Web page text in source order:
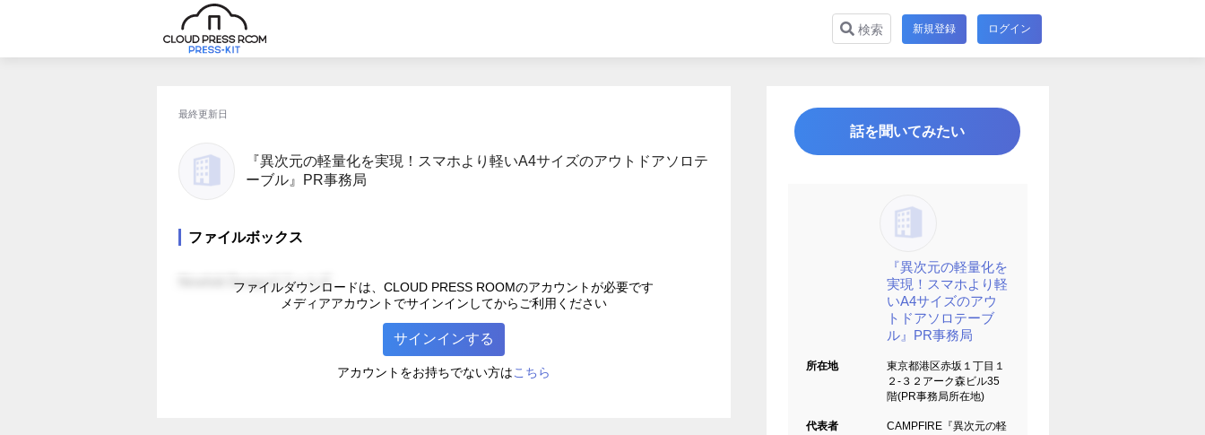
検索 新規登録 ログイン
最終更新日
『異次元の軽量化を実現！スマホより軽いA4サイズのアウトドアソロテ
ーブル』PR事務局
ファイルボックス
Ninefold Designのフォルダ
ファイルダウンロードは、CLOUD PRESS ROOMのアカウントが必要です
メディアアカウントでサインインしてからご利用ください
サインインする
アカウントをお持ちでない方はこちら
話を聞いてみたい
『異次元の軽量化を
実現！スマホより軽
いA4サイズのアウ
トドアソロテーブ
ル』PR事務局
所在地
東京都港区赤坂１丁目１
２-３２アーク森ビル35
階(PR事務局所在地)
代表者
CAMPFIRE『異次元の軽